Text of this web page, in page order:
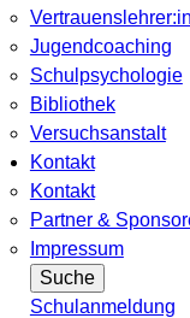
Jugendcoaching
Schulpsychologie
Bibliothek
Versuchsanstalt
Kontakt
Kontakt
Partner &
Impressum
Suche
Schulanmeldung